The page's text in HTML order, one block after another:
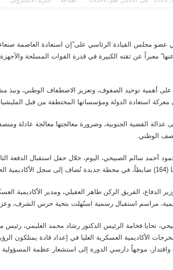
مجلس القيادة الرئاسي على”إن استعادة العاصمة صنعاء،
عنها” معبراً عن ثقته الكبيرة في قدرة القوات المسلحة
أهمية توحيد الصفوف، وتعزيز الاصطفاف الوطني، ونبذ
استعادة الدولة ومؤسساتها المختطفة من قبل المليشيات
عدالة القضية الجنوبية، وضرورة معالجتها معالجة عادلة
الوطني.
أحمد سالم الصبيحي، اليوم، خلال حفل استقبال الدفعة
الفريق الركن طاهر العقيلي، ومدير الأكاديمية
مراسم استقبال رسمية استُهلت بتحية حرس الشرف،
تحايا فخامة الرئيس الدكتور رشاد محمد العليمي، رئيس
الأكاديمية العسكرية العليا في إعداد قادة يمتلكون
واقتدار، موجهاً دارسي الدورة إلى استشعار عظمة